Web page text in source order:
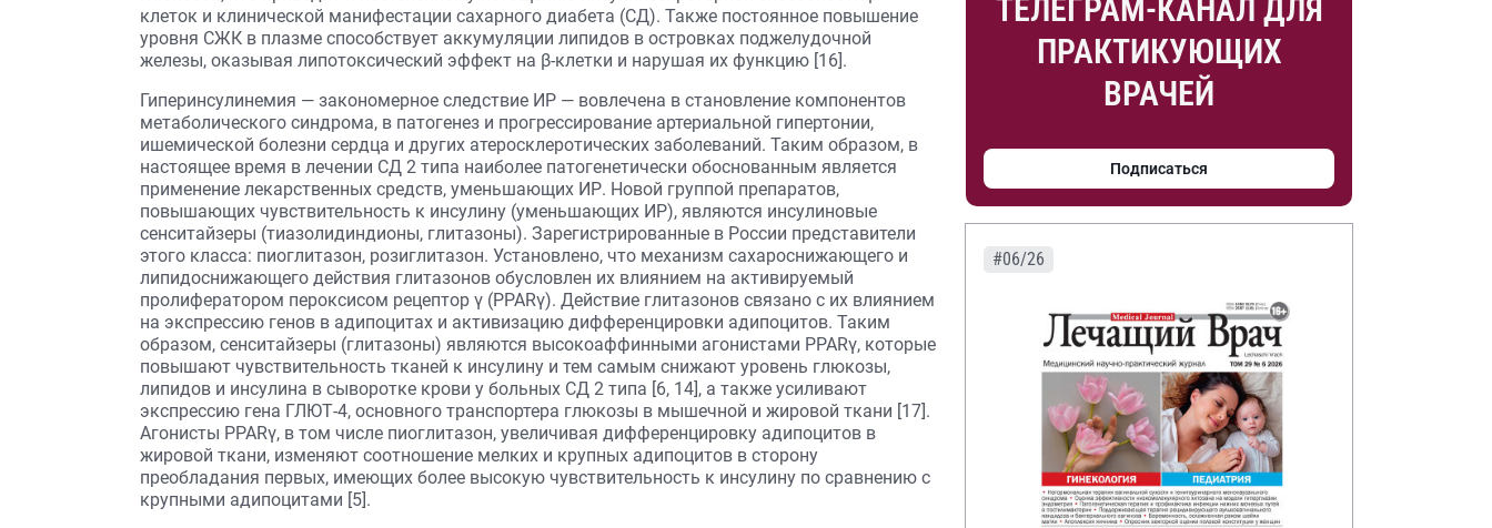
клеток и клинической манифестации сахарного диабета (СД). Также постоянное повышение
уровня СЖК в плазме способствует аккумуляции липидов в островках поджелудочной
железы, оказывая липотоксический эффект на β-клетки и нарушая их функцию [16].
Гиперинсулинемия — закономерное следствие ИР — вовлечена в становление компонентов
метаболического синдрома, в патогенез и прогрессирование артериальной гипертонии,
ишемической болезни сердца и других атеросклеротических заболеваний. Таким образом, в
настоящее время в лечении СД 2 типа наиболее патогенетически обоснованным является
применение лекарственных средств, уменьшающих ИР. Новой группой препаратов,
повышающих чувствительность к инсулину (уменьшающих ИР), являются инсулиновые
сенситайзеры (тиазолидиндионы, глитазоны). Зарегистрированные в России представители
этого класса: пиоглитазон, розиглитазон. Установлено, что механизм сахароснижающего и
липидоснижающего действия глитазонов обусловлен их влиянием на активируемый
пролифератором пероксисом рецептор γ (PPARγ). Действие глитазонов связано с их влиянием
на экспрессию генов в адипоцитах и активизацию дифференцировки адипоцитов. Таким
образом, сенситайзеры (глитазоны) являются высокоаффинными агонистами PPARγ, которые
повышают чувствительность тканей к инсулину и тем самым снижают уровень глюкозы,
липидов и инсулина в сыворотке крови у больных СД 2 типа [6, 14], а также усиливают
экспрессию гена ГЛЮТ-4, основного транспортера глюкозы в мышечной и жировой ткани [17].
Агонисты PPARγ, в том числе пиоглитазон, увеличивая дифференцировку адипоцитов в
жировой ткани, изменяют соотношение мелких и крупных адипоцитов в сторону
преобладания первых, имеющих более высокую чувствительность к инсулину по сравнению с
крупными адипоцитами [5].
ТЕЛЕГРАМ-КАНАЛ ДЛЯ
ПРАКТИКУЮЩИХ
ВРАЧЕЙ
Подписаться
#06/26